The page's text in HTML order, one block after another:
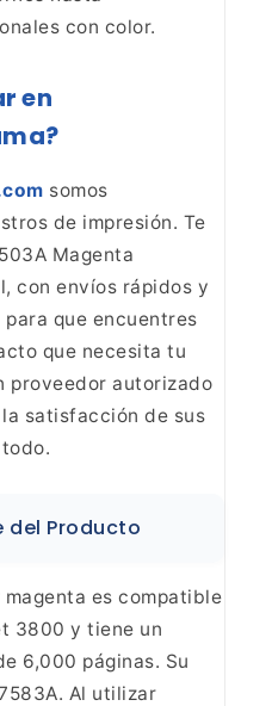
con color.
en
somos
de impresión. Te
Magenta
con envíos rápidos y
que encuentres
que necesita tu
proveedor autorizado
satisfacción de sus
del Producto
es compatible
3800 y tiene un
6,000 páginas. Su
Al utilizar